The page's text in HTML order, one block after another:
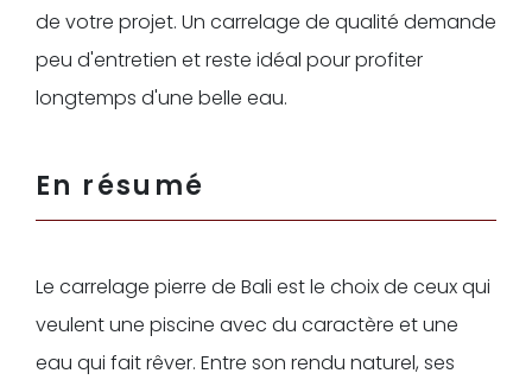
de votre projet. Un carrelage de qualité demande
peu d'entretien et reste idéal pour profiter
longtemps d'une belle eau.
En résumé
Le carrelage pierre de Bali est le choix de ceux qui
veulent une piscine avec du caractère et une
eau qui fait rêver. Entre son rendu naturel, ses